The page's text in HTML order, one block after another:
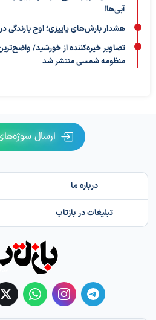
آبی‌ها!
هشدار بارش‌های پاییزی؛ اوج بارندگی
تصاویر خیره‌کننده از خورشید/
منظومه شمسی منتشر شد
ارسال
درباره ما
تبلیغات در بازتاب